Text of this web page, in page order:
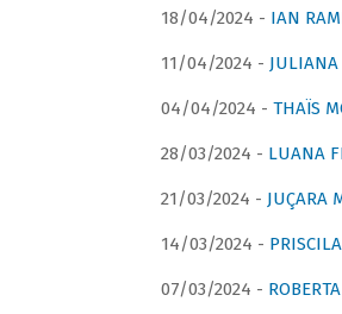
18/04/2024 - IAN
11/04/2024 -
04/04/2024 - THAÏS
28/03/2024 - LUANA
21/03/2024 - JUÇARA
14/03/2024 -
07/03/2024 -